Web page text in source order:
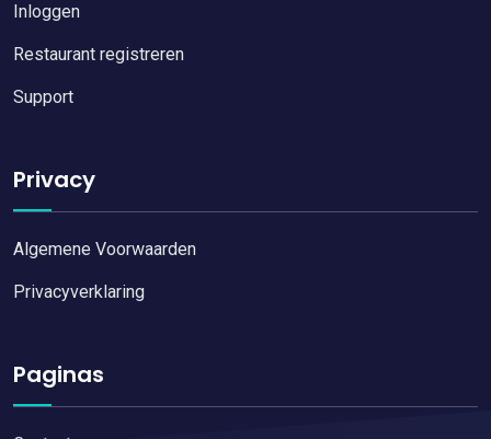
Inloggen
Restaurant registreren
Support
Privacy
Algemene Voorwaarden
Privacyverklaring
Paginas